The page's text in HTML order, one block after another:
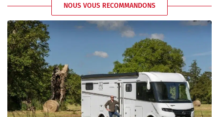
NOUS VOUS RECOMMANDONS